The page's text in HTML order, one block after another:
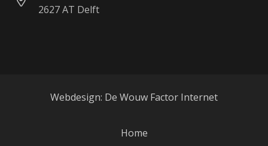
2627 AT Delft
Webdesign: De Wouw Factor Internet
Home